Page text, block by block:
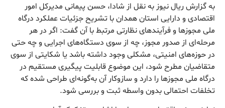
به گزارش ریال نیوز به نقل از شادا، حسن پیمانی مدیرکل امور
اقتصادی و دارایی استان همدان با تشریح جزئیات عملکرد درگاه
ملی مجوزها و فرآیندهای نظارتی مرتبط با آن گفت: اگر در هر
مرحله‌ای از صدور مجوز، چه از سوی دستگاه‌های اجرایی و چه حتی
در حوزه‌های امنیتی، مشکلی وجود داشته باشد یا شکایتی از سوی
متقاضیان مطرح شود، این موضوع قابلیت پیگیری مستقیم در
درگاه ملی مجوزها را دارد و سازوکار آن به‌گونه‌ای طراحی شده که
تخلفات احتمالی بدون واسطه ثبت و بررسی شود.